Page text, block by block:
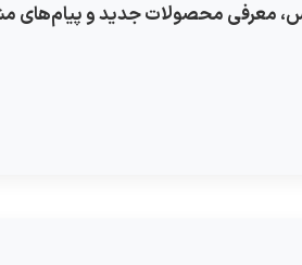
معرفی محصولات جدید و